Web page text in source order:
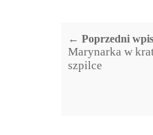
← Poprzedni wpis
Marynarka w
szpilce